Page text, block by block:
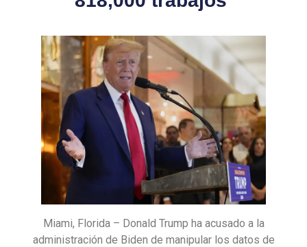
Miami, Florida – Donald Trump ha acusado a la
administración de Biden de manipular los datos de